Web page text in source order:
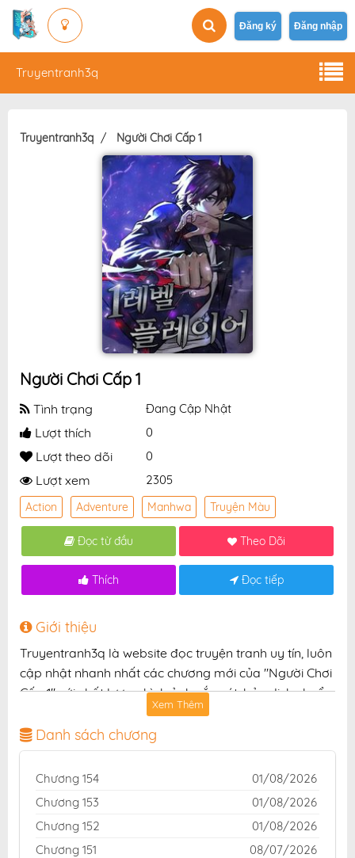
Đăng ký Đăng nhập
Truyentranh3q
Truyentranh3q Người Chơi Cấp 1
Người Chơi Cấp 1
Tình trạng Đang Cập Nhật
Lượt thích 0
Lượt theo dõi 0
Lượt xem 2305
Action Adventure Manhwa Truyện Màu
Đọc từ đầu Theo Dõi
Thích Đọc tiếp
Giới thiệu
Truyentranh3q là website đọc truyện tranh uy tín, luôn
cập nhật nhanh nhất các chương mới của "Người Chơi
Cấp 1" với chất lượng hình ảnh sắc nét, bản dịch chuẩn
và giao diện thân thiện, mang đến trải nghiệm đọc
truyện hấp dẫn, tiện lợi, hoàn toàn miễn phí cho độc
giả yêu thích truyện tranh online.
Xem Thêm
Danh sách chương
Chương 154
01/08/2026
Chương 153
01/08/2026
Chương 152
01/08/2026
Chương 151
08/07/2026